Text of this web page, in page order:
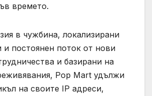
времето.
в чужбина, локализирани
и постоянен поток от нови
и базирани на
Pop Mart удължи
на своите IP адреси,